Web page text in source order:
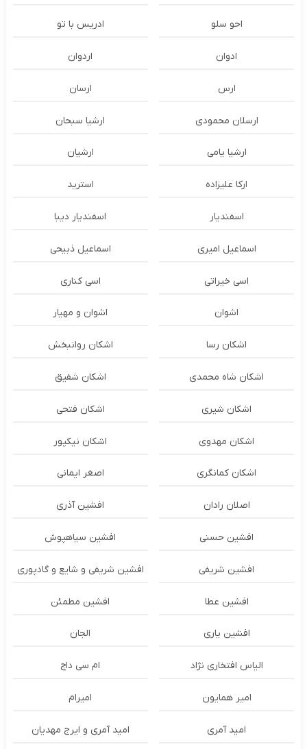
احو سلو ادریس با تو
ادوان اردوان
ارس ارسان
ارسلان محمودی ارشیا سبحان
ارشیا یامی ارشیان
ارکا علیزاده استرید
اسفندیار اسفندیار دیبا
اسماعیل امیری اسماعیل ذبیحی
اسی خیراتی اسی کناری
اشوان اشوان و مهیار
اشکان رسا اشکان روانبخش
اشکان شاه محمدی اشکان شفیق
اشکان شیری اشکان فتحی
اشکان مهدوی اشکان نیکپور
اشکان‌ کمانگری اصغر ایمانی
اصلان رادان افشین آذری
افشین حسنی افشین سیاهپوش
افشین شریفی افشین شریفی و شایع و گادپوری
افشین عطا افشین مطمئن
افشین یاری الجان
الیاس افتخاری نژاد ام سی داج
امير همايون اميرام
امید آمری امید آمری و ایرج مهدیان